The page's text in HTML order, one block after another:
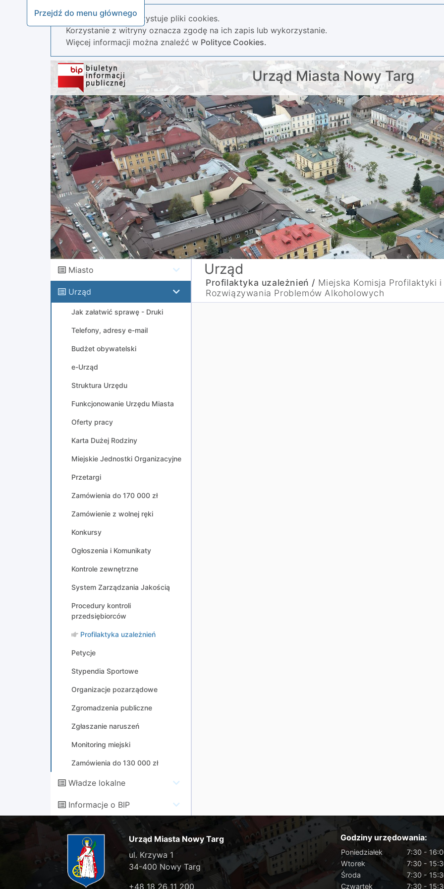
Przejdź do menu głównego
Nasza strona wykorzystuje pliki cookies.
Korzystanie z witryny oznacza zgodę na ich zapis lub wykorzystanie.
Więcej informacji można znaleźć w Polityce Cookies.
Urząd Miasta Nowy Targ
Miasto
Urząd
Jak załatwić sprawę - Druki
Telefony, adresy e-mail
Budżet obywatelski
e-Urząd
Struktura Urzędu
Funkcjonowanie Urzędu Miasta
Oferty pracy
Karta Dużej Rodziny
Miejskie Jednostki Organizacyjne
Przetargi
Zamówienia do 170 000 zł
Zamówienie z wolnej ręki
Konkursy
Ogłoszenia i Komunikaty
Kontrole zewnętrzne
System Zarządzania Jakością
Procedury kontroli
przedsiębiorców
Profilaktyka uzależnień
Petycje
Stypendia Sportowe
Organizacje pozarządowe
Zgromadzenia publiczne
Zgłaszanie naruszeń
Monitoring miejski
Zamówienia do 130 000 zł
Władze lokalne
Informacje o BIP
Urząd
Profilaktyka uzależnień / Miejska Komisja Profilaktyki i
Rozwiązywania Problemów Alkoholowych
Urząd Miasta Nowy Targ
ul. Krzywa 1
34-400 Nowy Targ
+48 18 26 11 200
Godziny urzędowania:
Poniedziałek
7:30 -
Wtorek
7:30 -
Środa
7:30 -
Czwartek
7:30 -